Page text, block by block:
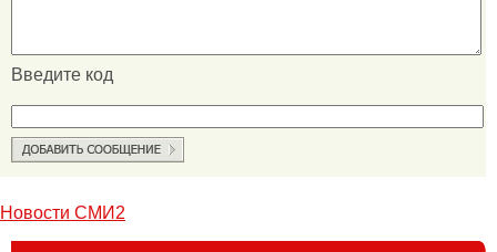
Введите код
Новости СМИ2